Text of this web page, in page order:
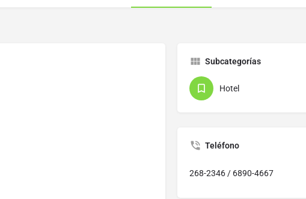
Subcategorías
Hotel
Teléfono
268-2346 / 6890-4667